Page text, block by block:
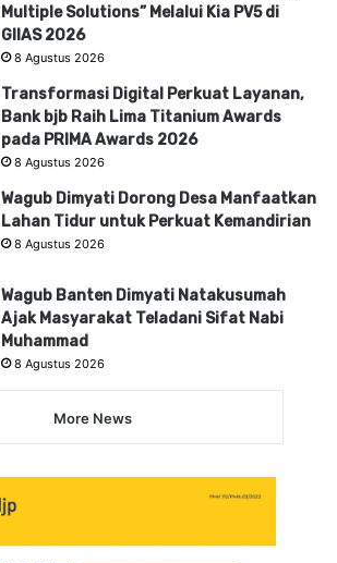
Multiple Solutions” Melalui Kia PV5 di
GIIAS 2026
8 Agustus 2026
Transformasi Digital Perkuat Layanan,
Bank bjb Raih Lima Titanium Awards
pada PRIMA Awards 2026
8 Agustus 2026
Wagub Dimyati Dorong Desa Manfaatkan
Lahan Tidur untuk Perkuat Kemandirian
8 Agustus 2026
Wagub Banten Dimyati Natakusumah
Ajak Masyarakat Teladani Sifat Nabi
Muhammad
8 Agustus 2026
More News